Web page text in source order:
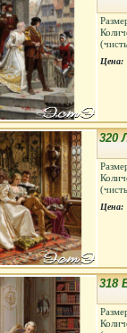
Цена:
320
Цена:
318